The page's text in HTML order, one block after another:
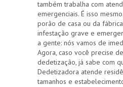
também trabalha com
emergenciais. É isso
porão de casa ou da
infestação grave e
a gente: nós vamos de
Agora, caso você precise
dedetização, já sabe com
Dedetizadora atende
tamanhos e